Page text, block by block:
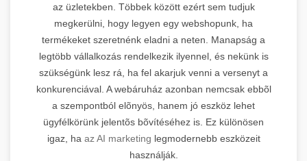
az üzletekben. Többek között ezért sem tudjuk
megkerülni, hogy legyen egy webshopunk, ha
termékeket szeretnénk eladni a neten. Manapság a
legtöbb vállalkozás rendelkezik ilyennel, és nekünk is
szükségünk lesz rá, ha fel akarjuk venni a versenyt a
konkurenciával. A webáruház azonban nemcsak ebbõl
a szempontból elõnyös, hanem jó eszköz lehet
ügyfélkörünk jelentõs bõvítéséhez is. Ez különösen
igaz, ha az AI marketing legmodernebb eszközeit
használják.